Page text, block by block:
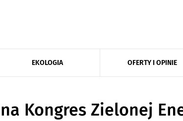
EKOLOGIA OFERTY I OPINIE
na Kongres Zielonej